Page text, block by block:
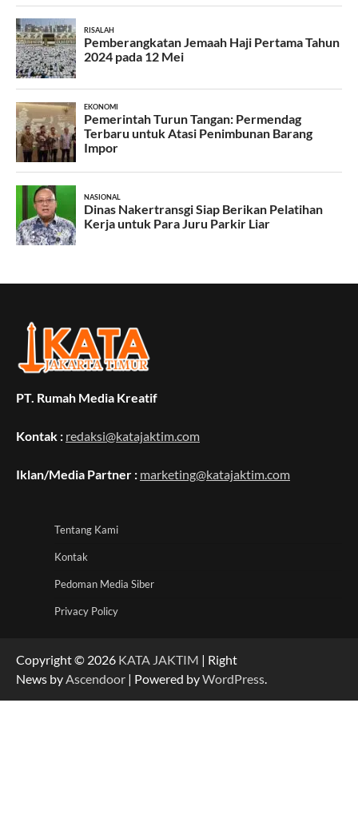
PT. Rumah Media Kreatif
Kontak : redaksi@katajaktim.com
Iklan/Media Partner : marketing@katajaktim.com
Tentang Kami
Kontak
Pedoman Media Siber
Privacy Policy
Copyright © 2026 KATA JAKTIM | Right
News by Ascendoor | Powered byWordPress